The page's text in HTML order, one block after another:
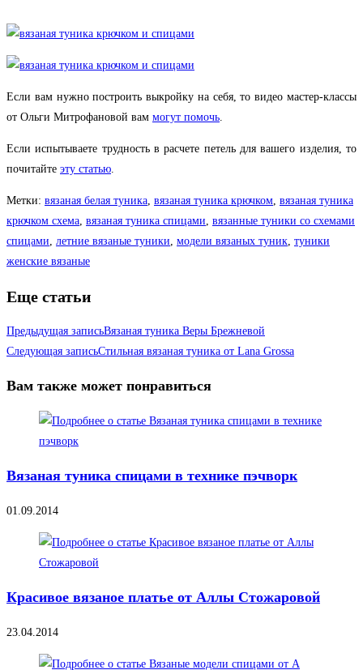
Если вам нужно построить выкройку на себя, то видео мастер-классы
от Ольги Митрофановой вам могут помочь.
Если испытываете трудность в расчете петель для вашего изделия, то
почитайте эту статью.
Метки: вязаная белая туника, вязаная туника крючком, вязаная туника
крючком схема, вязаная туника спицами, вязанные туники со схемами
спицами, летние вязаные туники, модели вязаных туник, туники
женские вязаные
Еще статьи
Предыдущая записьВязаная туника Веры Брежневой
Следующая записьСтильная вязаная туника от Lana Grossa
Вам также может понравиться
Вязаная туника спицами в технике пэчворк
01.09.2014
Красивое вязаное платье от Аллы Стожаровой
23.04.2014